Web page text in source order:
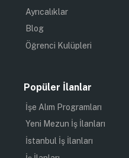
Ayrıcalıklar
Blog
Öğrenci Kulüpleri
Popüler İlanlar
İşe Alım Programları
Yeni Mezun İş İlanları
İstanbul İş İlanları